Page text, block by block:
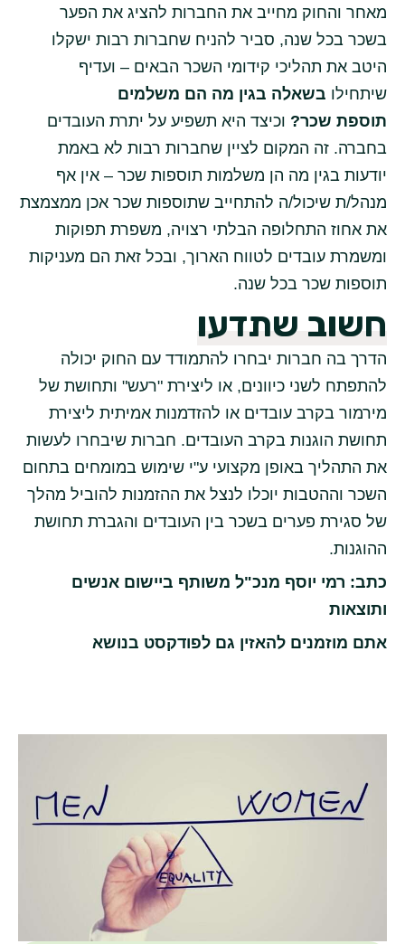
מאחר והחוק מחייב את החברות להציג את הפער
בשכר בכל שנה, סביר להניח שחברות רבות ישקלו
היטב את תהליכי קידומי השכר הבאים – ועדיף
שיתחילו בשאלה בגין מה הם משלמים
תוספת שכר? וכיצד היא תשפיע על יתרת העובדים
בחברה. זה המקום לציין שחברות רבות לא באמת
יודעות בגין מה הן משלמות תוספות שכר – אין אף
מנהל/ת שיכול/ה להתחייב שתוספות שכר אכן ממצמצת
את אחוז התחלופה הבלתי רצויה, משפרת תפוקות
ומשמרת עובדים לטווח הארוך, ובכל זאת הם מעניקות
תוספות שכר בכל שנה.
חשוב שתדעו
הדרך בה חברות יבחרו להתמודד עם החוק יכולה
להתפתח לשני כיוונים, או ליצירת "רעש" ותחושת של
מירמור בקרב עובדים או להזדמנות אמיתית ליצירת
תחושת הוגנות בקרב העובדים. חברות שיבחרו לעשות
את התהליך באופן מקצועי ע"י שימוש במומחים בתחום
השכר וההטבות יוכלו לנצל את ההזמנות להוביל מהלך
של סגירת פערים בשכר בין העובדים והגברת תחושת
ההוגנות.
כתב: רמי יוסף מנכ"ל משותף ביישום אנשים
ותוצאות
אתם מוזמנים להאזין גם לפודקסט בנושא